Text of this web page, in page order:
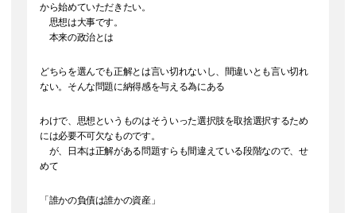
から始めていただきたい。
思想は大事です。
本来の政治とは
どちらを選んでも正解とは言い切れないし、間違いとも言い切れ
ない。そんな問題に納得感を与える為にある
わけで、思想というものはそういった選択肢を取捨選択するため
には必要不可欠なものです。
が、日本は正解がある問題すらも間違えている段階なので、せ
めて
「誰かの負債は誰かの資産」